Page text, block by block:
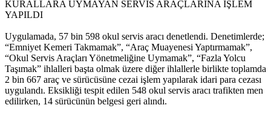
KURALLARA UYMAYAN SERVİS ARAÇLARINA İŞLEM
YAPILDI
Uygulamada, 57 bin 598 okul servis aracı denetlendi. Denetimlerde;
“Emniyet Kemeri Takmamak”, “Araç Muayenesi Yaptırmamak”,
“Okul Servis Araçları Yönetmeliğine Uymamak”, “Fazla Yolcu
Taşımak” ihlalleri başta olmak üzere diğer ihlallerle birlikte toplamda
2 bin 667 araç ve sürücüsüne cezai işlem yapılarak idari para cezası
uygulandı. Eksikliği tespit edilen 548 okul servis aracı trafikten men
edilirken, 14 sürücünün belgesi geri alındı.